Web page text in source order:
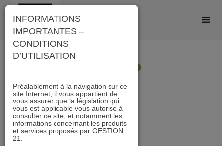
Skip
content
Invit PP
INFORMATIONS
IMPORTANTES –
CONDITIONS
D’UTILISATION
Préalablement à la navigation sur ce
site Internet, il vous appartient de
vous assurer que la législation qui
vous est applicable vous autorise à
consulter ce site, et notamment les
informations concernant les produits
et services proposés par GESTION
21.